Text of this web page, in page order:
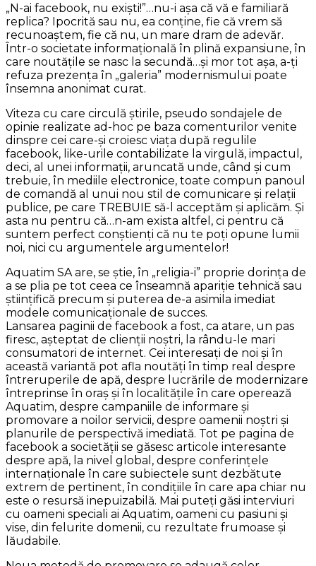
„N-ai facebook, nu exişti!”…nu-i aşa că vă e familiară
replica? Ipocrită sau nu, ea conţine, fie că vrem să
recunoaştem, fie că nu, un mare dram de adevăr.
Într-o societate informaţională în plină expansiune, în
care noutăţile se nasc la secundă…şi mor tot aşa, a-ţi
refuza prezenţa în „galeria” modernismului poate
însemna anonimat curat.
Viteza cu care circulă ştirile, pseudo sondajele de
opinie realizate ad-hoc pe baza comenturilor venite
dinspre cei care-şi croiesc viaţa după regulile
facebook, like-urile contabilizate la virgulă, impactul,
deci, al unei informaţii, aruncată unde, când şi cum
trebuie, în mediile electronice, toate compun panoul
de comandă al unui nou stil de comunicare şi relaţii
publice, pe care TREBUIE să-l acceptăm şi aplicăm. Şi
asta nu pentru că…n-am exista altfel, ci pentru că
suntem perfect conştienţi că nu te poţi opune lumii
noi, nici cu argumentele argumentelor!
Aquatim SA are, se ştie, în „religia-i” proprie dorinţa de
a se plia pe tot ceea ce înseamnă apariţie tehnică sau
ştiinţifică precum şi puterea de-a asimila imediat
modele comunicaţionale de succes.
Lansarea paginii de facebook a fost, ca atare, un pas
firesc, aşteptat de clienţii noştri, la rându-le mari
consumatori de internet. Cei interesaţi de noi şi în
această variantă pot afla noutăţi în timp real despre
întreruperile de apă, despre lucrările de modernizare
întreprinse în oraş şi în localităţile în care operează
Aquatim, despre campaniile de informare şi
promovare a noilor servicii, despre oamenii noştri şi
planurile de perspectivă imediată. Tot pe pagina de
facebook a societăţii se găsesc articole interesante
despre apă, la nivel global, despre conferinţele
internaţionale în care subiectele sunt dezbătute
extrem de pertinent, în condiţiile în care apa chiar nu
este o resursă inepuizabilă. Mai puteţi găsi interviuri
cu oameni speciali ai Aquatim, oameni cu pasiuni şi
vise, din felurite domenii, cu rezultate frumoase şi
lăudabile.